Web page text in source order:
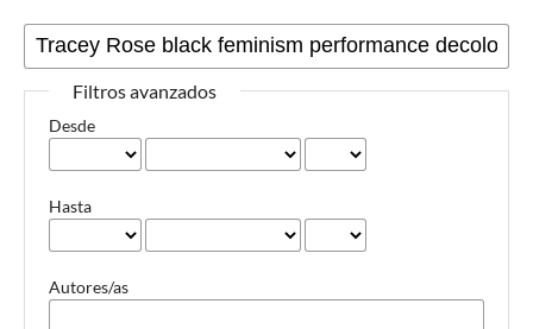
Filtros avanzados
Desde
Hasta
Autores/as